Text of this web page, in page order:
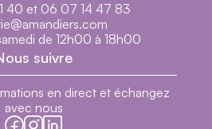
40 et 06 07 14 47 83
de 12h00 à 18h00
suivre
en direct et échangez
avec nous
facebook
instagram
linkedin